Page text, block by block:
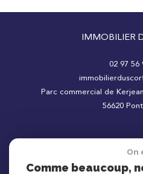
IMMOBILIER
02 97 56
Parc commercial de
56620
On
Comme beaucoup,
AFFINER